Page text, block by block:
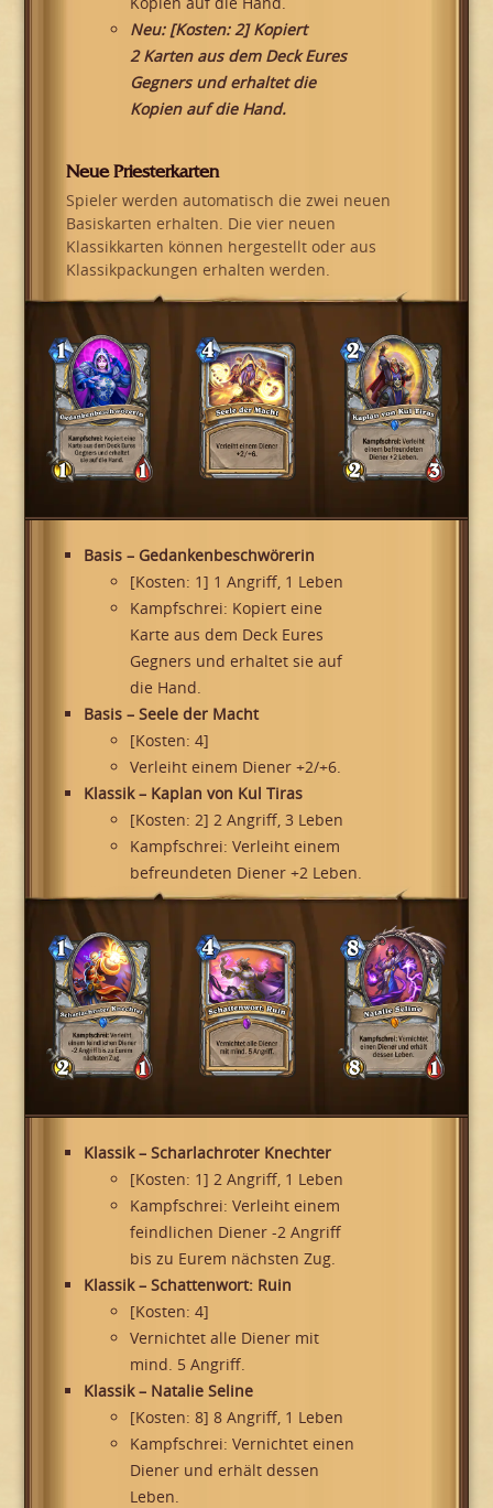
Neu: [Kosten: 2] Kopiert
2 Karten aus dem Deck Eures
Gegners und erhaltet die
Kopien auf die Hand.
Neue Priesterkarten
Spieler werden automatisch die zwei neuen
Basiskarten erhalten. Die vier neuen
Klassikkarten können hergestellt oder aus
Klassikpackungen erhalten werden.
Basis – Gedankenbeschwörerin
[Kosten: 1] 1 Angriff, 1 Leben
Kampfschrei: Kopiert eine
Karte aus dem Deck Eures
Gegners und erhaltet sie auf
die Hand.
Basis – Seele der Macht
[Kosten: 4]
Verleiht einem Diener +2/+6.
Klassik – Kaplan von Kul Tiras
[Kosten: 2] 2 Angriff, 3 Leben
Kampfschrei: Verleiht einem
befreundeten Diener +2 Leben.
Klassik – Scharlachroter Knechter
[Kosten: 1] 2 Angriff, 1 Leben
Kampfschrei: Verleiht einem
feindlichen Diener -2 Angriff
bis zu Eurem nächsten Zug.
Klassik – Schattenwort: Ruin
[Kosten: 4]
Vernichtet alle Diener mit
mind. 5 Angriff.
Klassik – Natalie Seline
[Kosten: 8] 8 Angriff, 1 Leben
Kampfschrei: Vernichtet einen
Diener und erhält dessen
Leben.